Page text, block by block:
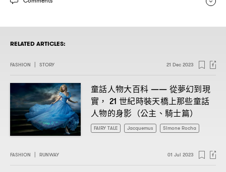
RELATED ARTICLES:
FASHION STORY 21 Dec 2023
童話人物大百科 —— 從夢幻到現
實 ， 21 世紀時裝天橋上那些童話
人物的身影 （公主、騎士篇）
FAIRY TALE Jacquemus Simone Rocha
FASHION RUNWAY 01 Jul 2023